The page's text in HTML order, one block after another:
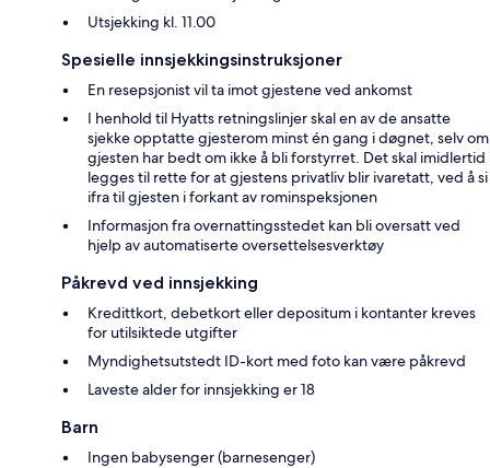
Utsjekking kl. 11.00
Spesielle innsjekkingsinstruksjoner
En resepsjonist vil ta imot gjestene ved ankomst
I henhold til Hyatts retningslinjer skal en av de ansatte
sjekke opptatte gjesterom minst én gang i døgnet, selv om
gjesten har bedt om ikke å bli forstyrret. Det skal imidlertid
legges til rette for at gjestens privatliv blir ivaretatt, ved å si
ifra til gjesten i forkant av rominspeksjonen
Informasjon fra overnattingsstedet kan bli oversatt ved
hjelp av automatiserte oversettelsesverktøy
Påkrevd ved innsjekking
Kredittkort, debetkort eller depositum i kontanter kreves
for utilsiktede utgifter
Myndighetsutstedt ID-kort med foto kan være påkrevd
Laveste alder for innsjekking er 18
Barn
Ingen babysenger (barnesenger)